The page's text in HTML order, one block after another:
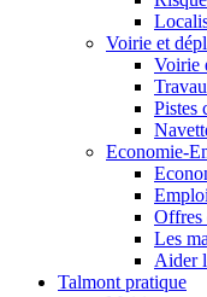
Voirie et
Voirie
Pistes
Economie-
Offres
Les
Aider
Talmont pratique